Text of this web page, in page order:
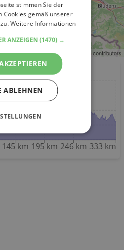
Leaflet| ©OpenStreetMapcontributors
145 km 195 km 246 km 333 km
stimmen Sie der
Cookies gemäß unserer
zu.Weitere Informationen
ANZEIGEN (1470) →
ABLEHNEN